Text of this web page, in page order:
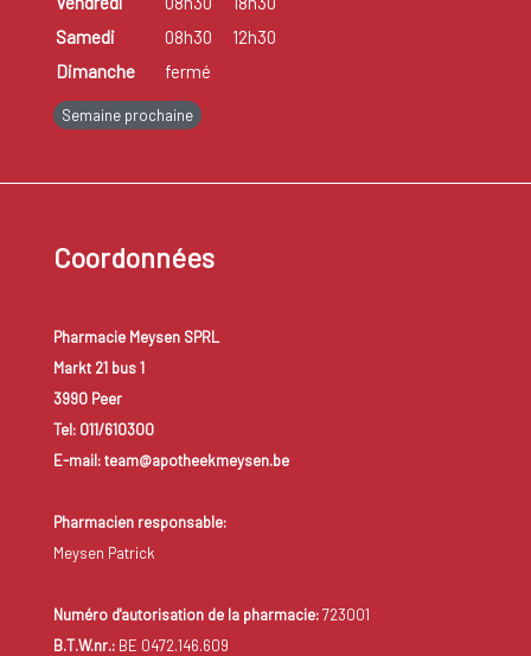
Samedi
08h30
12h30
Dimanche
fermé
Semaine prochaine
Coordonnées
Pharmacie Meysen SPRL
Markt 21 bus 1
3990 Peer
Tel: 011/610300
E-mail: team@apotheekmeysen.be
Pharmacien responsable:
Meysen Patrick
Numéro d'autorisation de la pharmacie:723001
B.T.W.nr.:BE 0472.146.609